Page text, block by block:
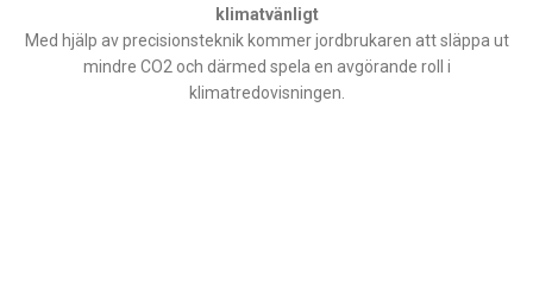
klimatvänligt
Med hjälp av precisionsteknik kommer jordbrukaren att släppa ut
mindre CO2 och därmed spela en avgörande roll i
klimatredovisningen.